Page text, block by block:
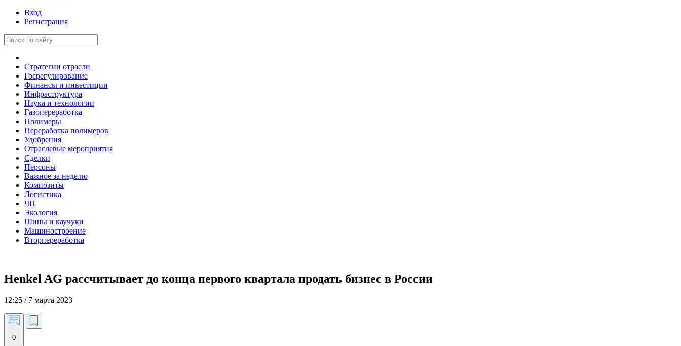
Вход
Регистрация
Стратегии отрасли
Госрегулирование
Финансы и инвестиции
Инфраструктура
Наука и технологии
Газопереработка
Полимеры
Переработка полимеров
Удобрения
Отраслевые мероприятия
Сделки
Персоны
Важное за неделю
Композиты
Логистика
ЧП
Экология
Шины и каучуки
Машиностроение
Вторпереработка
Henkel AG рассчитывает до конца первого квартала продать бизнес в России
12:25 / 7 марта 2023
0